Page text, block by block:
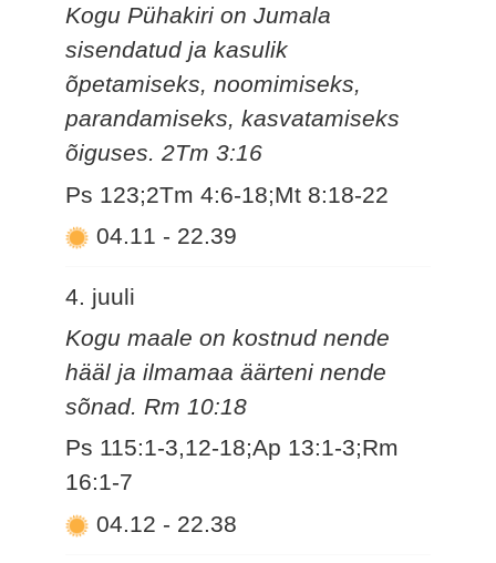
Kogu Pühakiri on Jumala
sisendatud ja kasulik
õpetamiseks, noomimiseks,
parandamiseks, kasvatamiseks
õiguses. 2Tm 3:16
Ps 123;2Tm 4:6-18;Mt 8:18-22
04.11 - 22.39
4. juuli
Kogu maale on kostnud nende
hääl ja ilmamaa äärteni nende
sõnad. Rm 10:18
Ps 115:1-3,12-18;Ap 13:1-3;Rm
16:1-7
04.12 - 22.38